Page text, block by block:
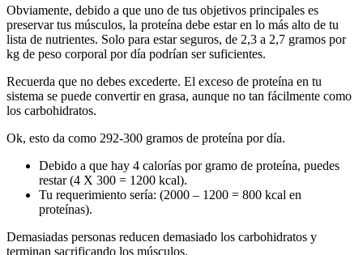
Obviamente, debido a que uno de tus objetivos principales es
preservar tus músculos, la proteína debe estar en lo más alto de tu
lista de nutrientes. Solo para estar seguros, de 2,3 a 2,7 gramos por
kg de peso corporal por día podrían ser suficientes.
Recuerda que no debes excederte. El exceso de proteína en tu
sistema se puede convertir en grasa, aunque no tan fácilmente como
los carbohidratos.
Ok, esto da como 292-300 gramos de proteína por día.
Debido a que hay 4 calorías por gramo de proteína, puedes
restar (4 X 300 = 1200 kcal).
Tu requerimiento sería: (2000 – 1200 = 800 kcal en
proteínas).
Demasiadas personas reducen demasiado los carbohidratos y
terminan sacrificando los músculos.